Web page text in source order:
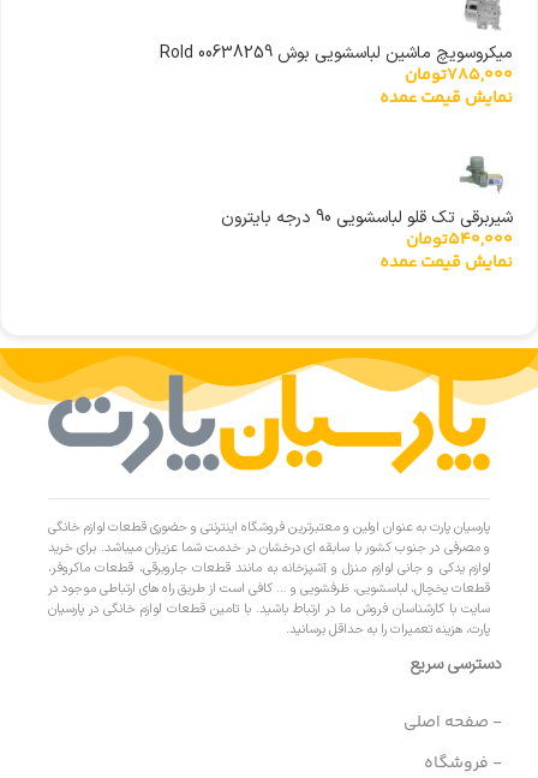
میکروسویچ ماشین لباسشویی بوش 00638259 Rold
785,000تومان
نمایش قیمت عمده
شیربرقی تک قلو لباسشویی 90 درجه بایترون
540,000تومان
نمایش قیمت عمده
پارسیان پارت به عنوان اولین و معتبرترین فروشگاه اینترنتی و حضوری قطعات لوازم خانگی
و مصرفی در جنوب کشور با سابقه ای درخشان در خدمت شما عزیزان میباشد. برای خرید
لوازم یدکی و جانی لوازم منزل و آشپزخانه به مانند قطعات جاروبرقی، قطعات ماکروفر،
قطعات یخچال، لباسشویی، ظرفشویی و … کافی است از طریق راه های ارتباطی موجود در
سایت با کارشناسان فروش ما در ارتباط باشید. با تامین قطعات لوازم خانگی در پارسیان
پارت، هزینه تعمیرات را به حداقل برسانید.
دسترسی سریع
- صفحه اصلی
- فروشگاه